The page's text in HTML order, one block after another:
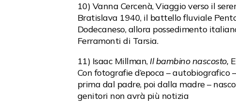
10) Vanna Cercenà, Viaggio verso il
Bratislava 1940, il battello fluviale
Dodecaneso, allora possedimento
Ferramonti di Tarsia.
11) Isaac Millman, Il bambino nascosto,
Con fotografie d’epoca –
prima dal padre, poi dalla madre –
genitori non avrà più notizia